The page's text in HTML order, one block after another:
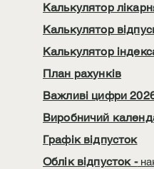
Калькулятор
Калькулятор
Калькулятор
План рахунків
Важливі цифри
Виробничий
Графік відпусток
Облік відпусток -